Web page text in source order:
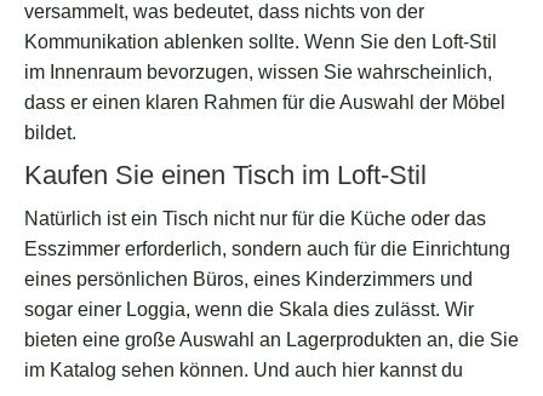
versammelt, was bedeutet, dass nichts von der
Kommunikation ablenken sollte. Wenn Sie den Loft-Stil
im Innenraum bevorzugen, wissen Sie wahrscheinlich,
dass er einen klaren Rahmen für die Auswahl der Möbel
bildet.
Kaufen Sie einen Tisch im Loft-Stil
Natürlich ist ein Tisch nicht nur für die Küche oder das
Esszimmer erforderlich, sondern auch für die Einrichtung
eines persönlichen Büros, eines Kinderzimmers und
sogar einer Loggia, wenn die Skala dies zulässt. Wir
bieten eine große Auswahl an Lagerprodukten an, die Sie
im Katalog sehen können. Und auch hier kannst du